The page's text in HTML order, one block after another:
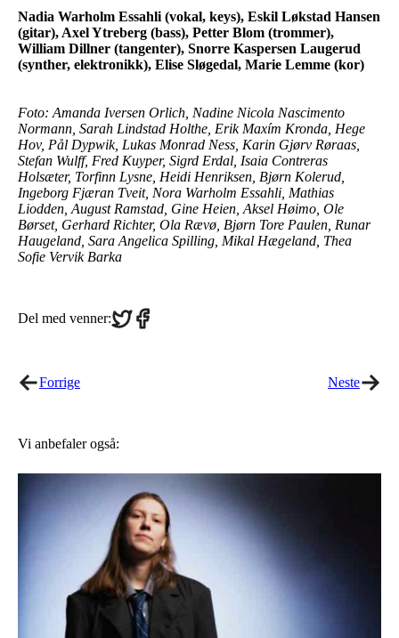
Nadia Warholm Essahli (vokal, keys), Eskil Løkstad Hansen
(gitar), Axel Ytreberg (bass), Petter Blom (trommer),
William Dillner (tangenter), Snorre Kaspersen Laugerud
(synther, elektronikk), Elise Sløgedal, Marie Lemme (kor)
Foto: Amanda Iversen Orlich, Nadine Nicola Nascimento
Normann, Sarah Lindstad Holthe, Erik Maxím Kronda, Hege
Hov, Pål Dypwik, Lukas Monrad Ness, Karin Gjørv Røraas,
Stefan Wulff, Fred Kuyper, Sigrd Erdal, Isaia Contreras
Holsæter, Torfinn Lysne, Heidi Henriksen, Bjørn Kolerud,
Ingeborg Fjæran Tveit, Nora Warholm Essahli, Mathias
Liodden, August Ramstad, Gine Heien, Aksel Høimo, Ole
Børset, Gerhard Richter, Ola Rævø, Bjørn Tore Paulen, Runar
Haugeland, Sara Angelica Spilling, Mikal Hægeland, Thea
Sofie Vervik Barka
Del med venner:Share
on
Share
on
Forrige Neste
Vi anbefaler også: